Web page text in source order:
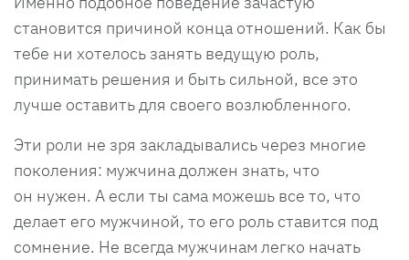
становится причиной конца отношений. Как бы
тебе ни хотелось занять ведущую роль,
принимать решения и быть сильной, все это
лучше оставить для своего возлюбленного.
Эти роли не зря закладывались через многие
поколения: мужчина должен знать, что
он нужен. А если ты сама можешь все то, что
делает его мужчиной, то его роль ставится под
сомнение. Не всегда мужчинам легко начать